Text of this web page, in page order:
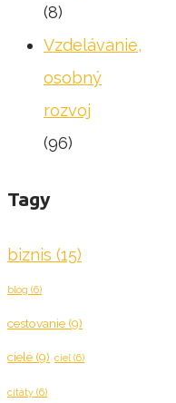
(8)
Vzdelávanie,
osobný
rozvoj
(96)
Tagy
biznis (15)
blog (6)
cestovanie (9)
ciele (9) cieľ(6)
citáty (6)